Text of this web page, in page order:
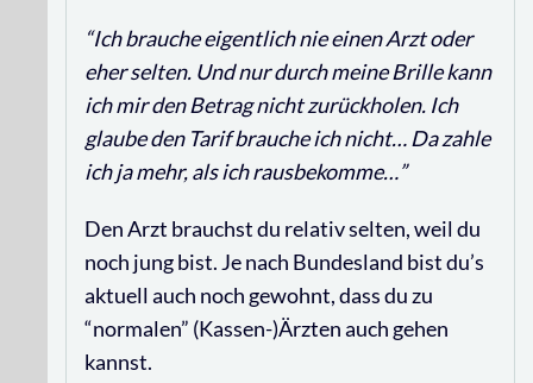
“Ich brauche eigentlich nie einen Arzt oder
eher selten. Und nur durch meine Brille kann
ich mir den Betrag nicht zurückholen. Ich
glaube den Tarif brauche ich nicht… Da zahle
ich ja mehr, als ich rausbekomme…”
Den Arzt brauchst du relativ selten, weil du
noch jung bist. Je nach Bundesland bist du’s
aktuell auch noch gewohnt, dass du zu
“normalen” (Kassen-)Ärzten auch gehen
kannst.